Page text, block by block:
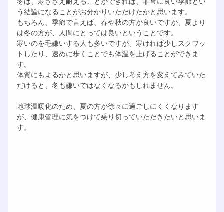
う結論になることがお分かりいただけたかと思います。
もちろん、季節で言えば、春や秋の方が良いですが、夏より
は冬の方が、人間にとっては良いということです。
寒いのを毛嫌いする人も多いですが、寒ければ少しスクワッ
トしたり、速めに歩くことでも体温を上げることができま
す。
体質にもよるかと思いますが、少し考え方を変えてみていた
だけると、冬も嫌いではなくなるかもしれません。
地球温暖化のため、夏の方が徐々に過ごしにくくなります
が、健康管理に気をつけて乗り切っていただきたいと思いま
す。